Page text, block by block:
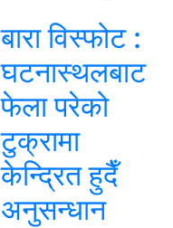
बारा विस्फोट :
घटनास्थलबाट
फेला परेको
टुक्रामा
केन्द्रित हुदैँ
अनुसन्धान